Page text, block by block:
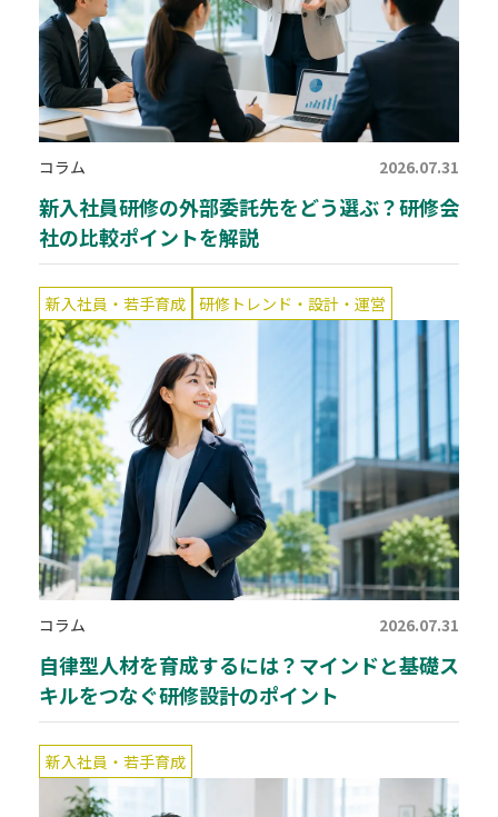
コラム 2026.07.31
新入社員研修の外部委託先をどう選ぶ？研修会
社の比較ポイントを解説
新入社員・若手育成 研修トレンド・設計・運営
コラム 2026.07.31
自律型人材を育成するには？マインドと基礎ス
キルをつなぐ研修設計のポイント
新入社員・若手育成